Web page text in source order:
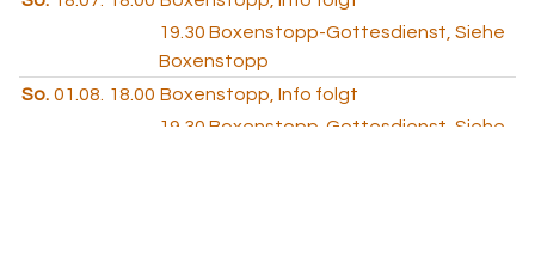
19.30 Boxenstopp-Gottesdienst, Siehe
Boxenstopp
So. 01.08. 18.00 Boxenstopp, Info folgt
19.30 Boxenstopp-Gottesdienst, Siehe